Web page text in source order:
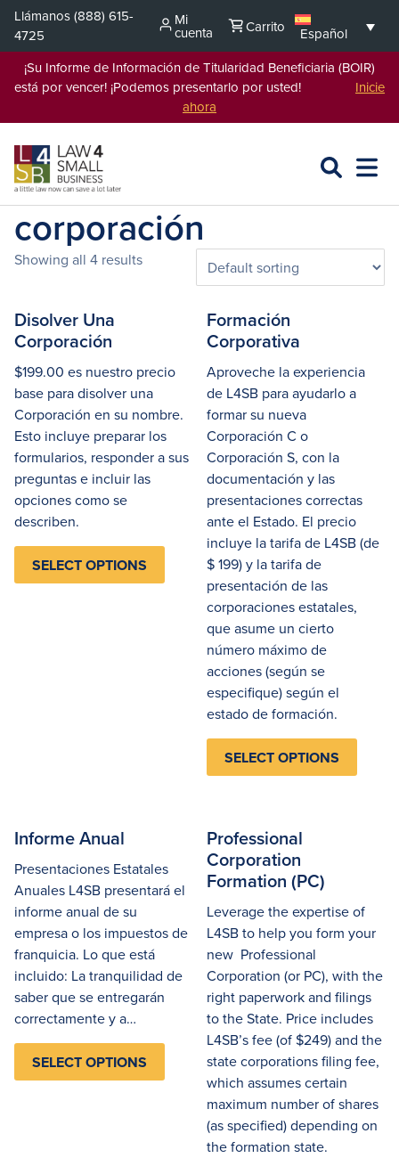
Saltar
contenido
Llámanos(888) 615-
4725
Mi
cuenta Carrito
Español
¡Su Informe de Información de Titularidad Beneficiaria (BOIR)
está por vencer! ¡Podemos presentarlo por usted! Inicie
ahora
BUSCAR
L4SB
ABRIR
corporación
Showing all 4 results
Disolver Una
Corporación
$199.00 es nuestro precio
base para disolver una
Corporación en su nombre.
Esto incluye preparar los
formularios, responder a sus
preguntas e incluir las
opciones como se
describen.
SELECT OPTIONS
Formación
Corporativa
Aproveche la experiencia
de L4SB para ayudarlo a
formar su nueva
Corporación C o
Corporación S, con la
documentación y las
presentaciones correctas
ante el Estado. El precio
incluye la tarifa de L4SB (de
$ 199) y la tarifa de
presentación de las
corporaciones estatales,
que asume un cierto
número máximo de
acciones (según se
especifique) según el
estado de formación.
SELECT OPTIONS
Informe Anual
Presentaciones Estatales
Anuales L4SB presentará el
informe anual de su
empresa o los impuestos de
franquicia. Lo que está
incluido: La tranquilidad de
saber que se entregarán
correctamente y a…
SELECT OPTIONS
Professional
Corporation
Formation (PC)
Leverage the expertise of
L4SB to help you form your
new Professional
Corporation (or PC), with the
right paperwork and filings
to the State. Price includes
L4SB’s fee (of $249) and the
state corporations filing fee,
which assumes certain
maximum number of shares
(as specified) depending on
the formation state.